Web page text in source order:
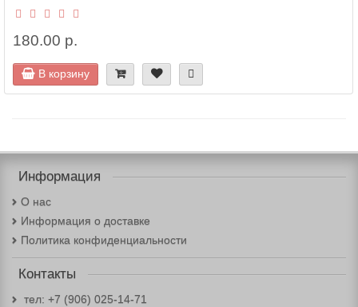
180.00 р.
В корзину
Информация
О нас
Информация о доставке
Политика конфиденциальности
Контакты
тел: +7 (906) 025-14-71